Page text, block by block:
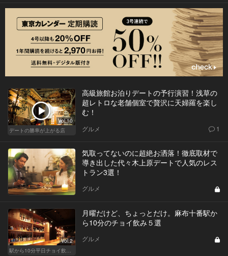
Vol.10
デートの勝率が上がる店
高級旅館お泊りデートの予行演習！浅草の
超レトロな老舗個室で贅沢に天婦羅を楽し
む！
グルメ 1
気取ってないのに超絶お洒落！徹底取材で
導き出した代々木上原デートで人気のレス
トラン3選！
グルメ
Vol.2
月曜だけど、ちょっとだけ。麻布十番駅か
ら10分のチョイ飲み５選
グルメ